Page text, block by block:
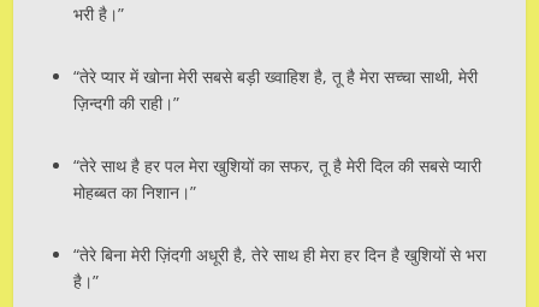
भरी है।”
“तेरे प्यार में खोना मेरी सबसे बड़ी ख्वाहिश है, तू है मेरा सच्चा साथी, मेरी
ज़िन्दगी की राही।”
“तेरे साथ है हर पल मेरा खुशियों का सफर, तू है मेरी दिल की सबसे प्यारी
मोहब्बत का निशान।”
“तेरे बिना मेरी ज़िंदगी अधूरी है, तेरे साथ ही मेरा हर दिन है खुशियों से भरा
है।”